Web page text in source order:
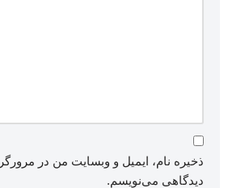
ذخیره نام، ایمیل و وبسایت من در
دیدگاهی می‌نویسم.